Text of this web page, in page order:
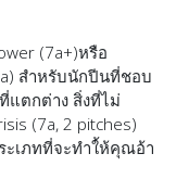
(7a+)หรือ
สำหรับนักปีนที่ชอบ
แตกต่าง สิ่งที่ไม่
(7a, 2 pitches)
ะเภทที่จะทำใ้ห้คุณอ้า